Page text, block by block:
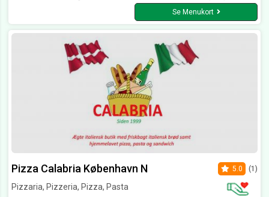
Se Menukort
Pizza Calabria København N
Pizzaria, Pizzeria, Pizza, Pasta
5.0 (1)